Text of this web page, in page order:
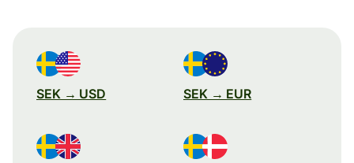
SEK → USD SEK → EUR